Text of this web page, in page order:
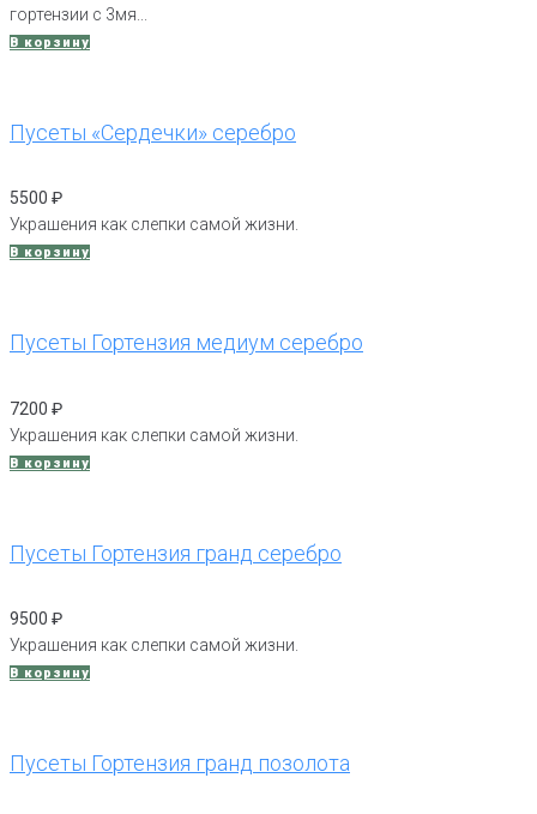
составляла
9500 ₽.
6100 ₽.
гортензии с 3мя...
В корзину
Пусеты «Сердечки» серебро
5500 ₽
Украшения как слепки самой жизни.
В корзину
Пусеты Гортензия медиум серебро
7200 ₽
Украшения как слепки самой жизни.
В корзину
Пусеты Гортензия гранд серебро
9500 ₽
Украшения как слепки самой жизни.
В корзину
Пусеты Гортензия гранд позолота